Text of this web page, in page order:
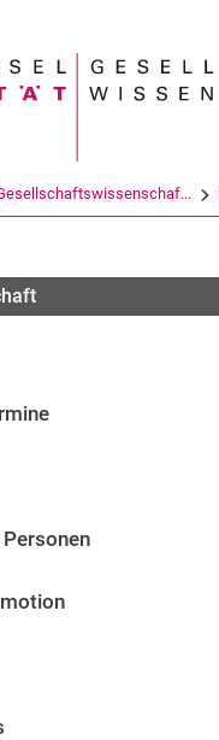
Suchbegriff